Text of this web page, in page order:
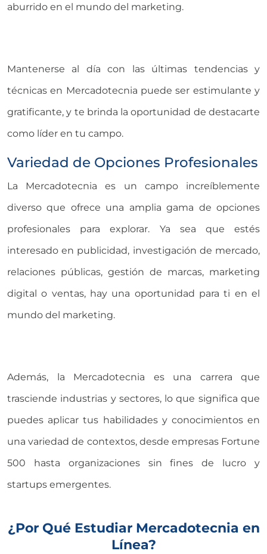
aburrido en el mundo del marketing.
Mantenerse al día con las últimas tendencias y
técnicas en Mercadotecnia puede ser estimulante y
gratificante, y te brinda la oportunidad de destacarte
como líder en tu campo.
Variedad de Opciones Profesionales
La Mercadotecnia es un campo increíblemente
diverso que ofrece una amplia gama de opciones
profesionales para explorar. Ya sea que estés
interesado en publicidad, investigación de mercado,
relaciones públicas, gestión de marcas, marketing
digital o ventas, hay una oportunidad para ti en el
mundo del marketing.
Además, la Mercadotecnia es una carrera que
trasciende industrias y sectores, lo que significa que
puedes aplicar tus habilidades y conocimientos en
una variedad de contextos, desde empresas Fortune
500 hasta organizaciones sin fines de lucro y
startups emergentes.
¿Por Qué Estudiar Mercadotecnia en
Línea?